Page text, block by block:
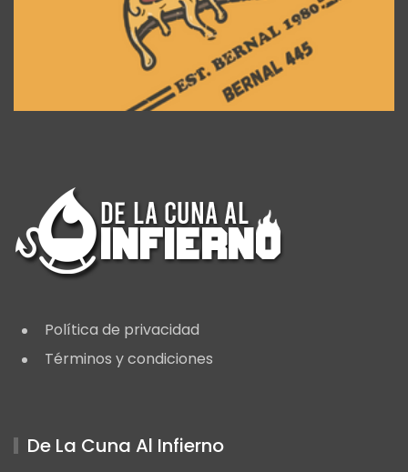
Política de privacidad
Términos y condiciones
De La Cuna Al Infierno